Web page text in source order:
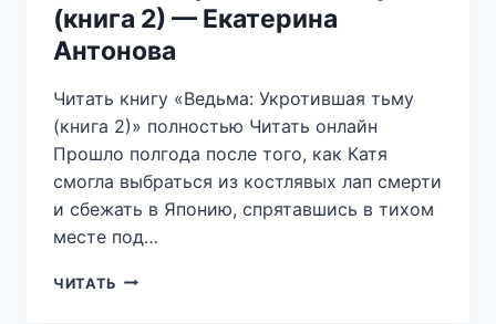
(книга 2) — Екатерина
Антонова
Читать книгу «Ведьма: Укротившая тьму
(книга 2)» полностью Читать онлайн
Прошло полгода после того, как Катя
смогла выбраться из костлявых лап смерти
и сбежать в Японию, спрятавшись в тихом
месте под…
ЧИТАТЬ ВЕДЬМА: